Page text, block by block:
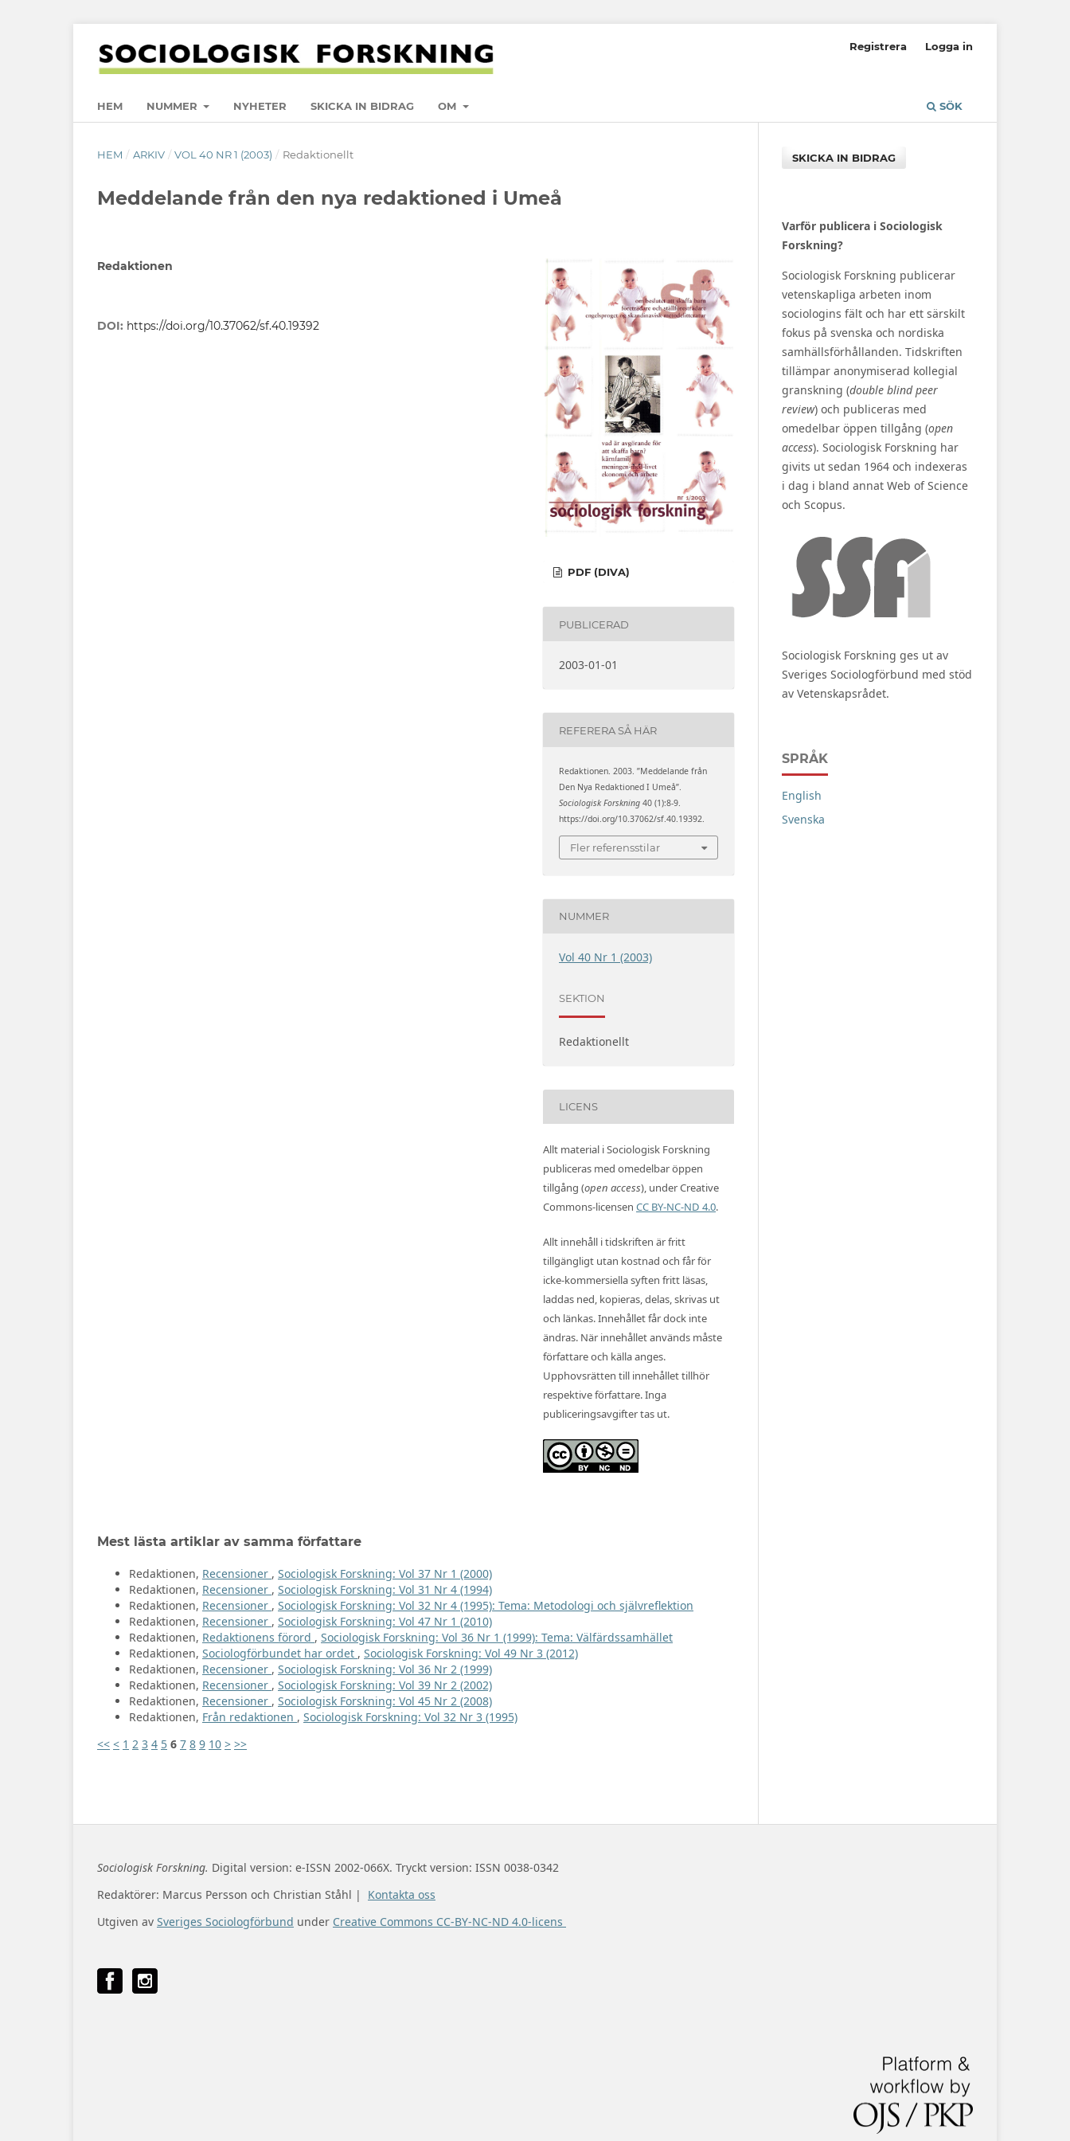
HEM NUMMER NYHETER SKICKA IN BIDRAG OM SÖK
Registrera Logga in
HEM / ARKIV / VOL 40 NR 1 (2003) / Redaktionellt
Meddelande från den nya redaktioned i Umeå
Redaktionen
DOI: https://doi.org/10.37062/sf.40.19392
PDF (DIVA)
PUBLICERAD
2003-01-01
REFERERA SÅ HÄR
Redaktionen. 2003. ”Meddelande från
Den Nya Redaktioned I Umeå”.
Sociologisk Forskning 40 (1):8-9.
https://doi.org/10.37062/sf.40.19392.
Fler referensstilar
NUMMER
Vol 40 Nr 1 (2003)
SEKTION
Redaktionellt
LICENS
Allt material i Sociologisk Forskning
publiceras med omedelbar öppen
tillgång (open access), under Creative
Commons-licensen CC BY-NC-ND 4.0.
Allt innehåll i tidskriften är fritt
tillgängligt utan kostnad och får för
icke-kommersiella syften fritt läsas,
laddas ned, kopieras, delas, skrivas ut
och länkas. Innehållet får dock inte
ändras. När innehållet används måste
författare och källa anges.
Upphovsrätten till innehållet tillhör
respektive författare. Inga
publiceringsavgifter tas ut.
Mest lästa artiklar av samma författare
Redaktionen, Recensioner , Sociologisk Forskning: Vol 37 Nr 1 (2000)
Redaktionen, Recensioner , Sociologisk Forskning: Vol 31 Nr 4 (1994)
Redaktionen, Recensioner , Sociologisk Forskning: Vol 32 Nr 4 (1995): Tema: Metodologi och självreflektion
Redaktionen, Recensioner , Sociologisk Forskning: Vol 47 Nr 1 (2010)
Redaktionen, Redaktionens förord , Sociologisk Forskning: Vol 36 Nr 1 (1999): Tema: Välfärdssamhället
Redaktionen, Sociologförbundet har ordet , Sociologisk Forskning: Vol 49 Nr 3 (2012)
Redaktionen, Recensioner , Sociologisk Forskning: Vol 36 Nr 2 (1999)
Redaktionen, Recensioner , Sociologisk Forskning: Vol 39 Nr 2 (2002)
Redaktionen, Recensioner , Sociologisk Forskning: Vol 45 Nr 2 (2008)
Redaktionen, Från redaktionen , Sociologisk Forskning: Vol 32 Nr 3 (1995)
<< < 1 2 3 4 5 6 7 8 9 10 > >>
SKICKA IN BIDRAG
Varför publicera i Sociologisk
Forskning?
Sociologisk Forskning publicerar
vetenskapliga arbeten inom
sociologins fält och har ett särskilt
fokus på svenska och nordiska
samhällsförhållanden. Tidskriften
tillämpar anonymiserad kollegial
granskning (double blind peer
review) och publiceras med
omedelbar öppen tillgång (open
access). Sociologisk Forskning har
givits ut sedan 1964 och indexeras
i dag i bland annat Web of Science
och Scopus.
Sociologisk Forskning ges ut av
Sveriges Sociologförbund med stöd
av Vetenskapsrådet.
SPRÅK
English
Svenska
Sociologisk Forskning. Digital version: e-ISSN 2002-066X. Tryckt version: ISSN 0038-0342
Redaktörer: Marcus Persson och Christian Ståhl | Kontakta oss
Utgiven av Sveriges Sociologförbund under Creative Commons CC-BY-NC-ND 4.0-licens